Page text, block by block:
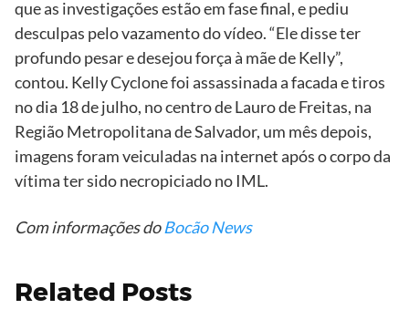
que as investigações estão em fase final, e pediu
desculpas pelo vazamento do vídeo. “Ele disse ter
profundo pesar e desejou força à mãe de Kelly”,
contou. Kelly Cyclone foi assassinada a facada e tiros
no dia 18 de julho, no centro de Lauro de Freitas, na
Região Metropolitana de Salvador, um mês depois,
imagens foram veiculadas na internet após o corpo da
vítima ter sido necropiciado no IML.
Com informações doBocão News
Related Posts